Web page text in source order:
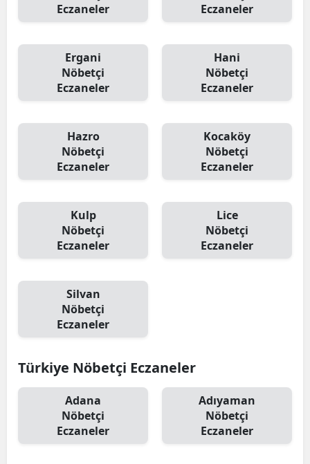
Eczaneler
Eczaneler
Ergani
Nöbetçi
Eczaneler
Hani
Nöbetçi
Eczaneler
Hazro
Nöbetçi
Eczaneler
Kocaköy
Nöbetçi
Eczaneler
Kulp
Nöbetçi
Eczaneler
Lice
Nöbetçi
Eczaneler
Silvan
Nöbetçi
Eczaneler
Türkiye Nöbetçi Eczaneler
Adana
Nöbetçi
Eczaneler
Adıyaman
Nöbetçi
Eczaneler